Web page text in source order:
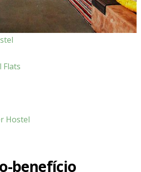
Flats
Hostel
benefício